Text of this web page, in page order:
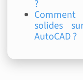
?
solides
AutoCAD ?